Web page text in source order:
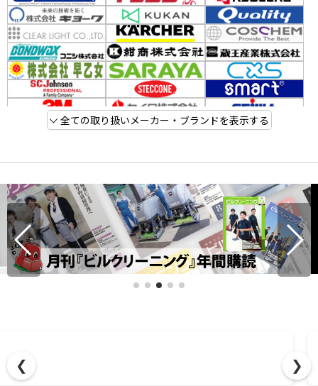
全ての取り扱いメーカー・ブランドを表示する
❮ ❯